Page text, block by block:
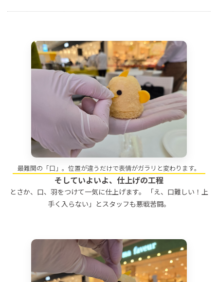
最難関の「口」。位置が違うだけで表情がガラリと変わります。
そしていよいよ、仕上げの工程
とさか、口、羽をつけて一気に仕上げます。 「え、口難しい！上
手く入らない」とスタッフも悪戦苦闘。